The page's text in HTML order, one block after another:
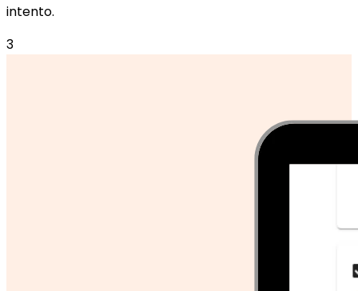
intento.
3